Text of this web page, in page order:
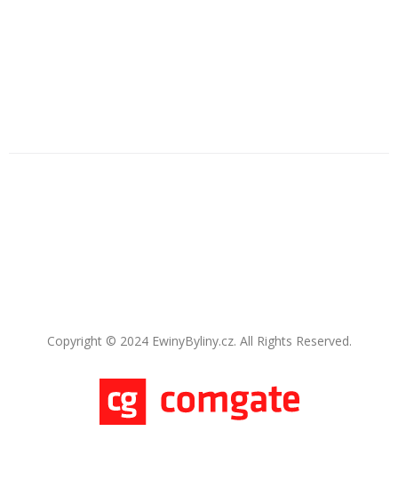
Copyright © 2024 EwinyByliny.cz. All Rights Reserved.